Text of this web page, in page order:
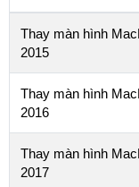
Thay màn hình
2015
Thay màn hình
2016
Thay màn hình
2017